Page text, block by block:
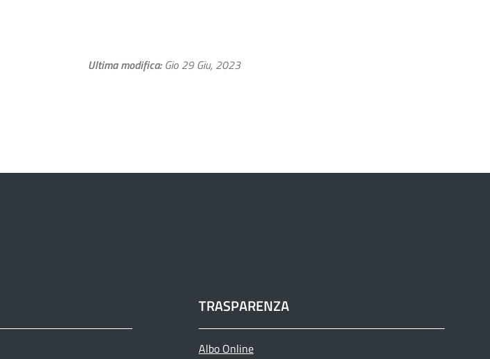
Ultima modifica Gio 29 Giu, 2023
TRASPARENZA
Albo Online